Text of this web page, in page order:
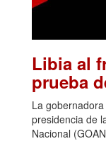
Libia al
prueba
La
presidencia de
Nacional